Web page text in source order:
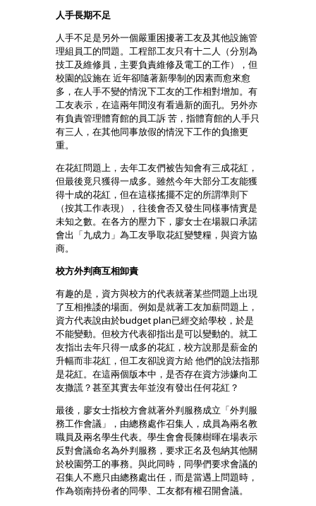
人手長期不足
人手不足是另外一個嚴重困擾著工友及其他設施管
理組員工的問題。工程部工友只有十二人（分別為
技工及維修員，主要負責維修及電工的工作），但
校園的設施在 近年卻隨著新學制的因素而愈來愈
多，在人手不變的情況下工友的工作相對增加。有
工友表示，在這兩年間沒有看過新的面孔。另外亦
有負責管理體育館的員工訴 苦，指體育館的人手只
有三人，在其他同事放假的情況下工作的負擔更
重。
在花紅問題上，去年工友們被告知會有三成花紅，
但最後竟只獲得一成多。雖然今年大部分工友能獲
得十成的花紅，但在這樣搖擺不定的所謂準則下
（按其工作表現），往後會否又發生同樣事情實是
未知之數。在各方的壓力下，廖女士在場親口承諾
會出「九成力」為工友爭取花紅變雙糧，與資方協
商。
校方外判商互相卸責
有趣的是，資方與校方的代表就著某些問題上出現
了互相推諉的場面。例如是就著工友加薪問題上，
資方代表說由於budget plan已經交給學校，於是
不能變動。但校方代表卻指出是可以變動的。就工
友指出去年只得一成多的花紅，校方說那是薪金的
升幅而非花紅，但工友卻說資方給 他們的說法指那
是花紅。在這兩個版本中，是否存在資方涉嫌向工
友撒謊？甚至其實去年並沒有發出任何花紅？
最後，廖女士指校方會就著外判服務成立「外判服
務工作會議」，由總務處作召集人，成員為兩名教
職員及兩名學生代表。學生會會長陳樹暉在場表示
反對會議命名為外判服務，要求正名及包納其他關
於校園勞工的事務。與此同時，同學們要求會議的
召集人不應只由總務處出任，而是當遇上問題時，
作為嶺南持份者的同學、工友都有權召開會議。